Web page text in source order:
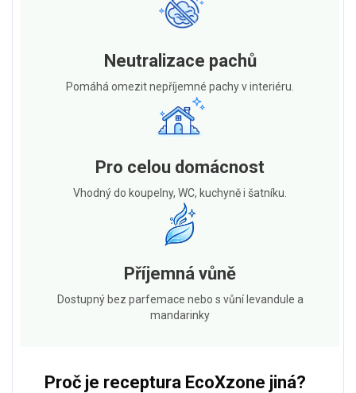
Neutralizace pachů
Pomáhá omezit nepříjemné pachy v interiéru.
Pro celou domácnost
Vhodný do koupelny, WC, kuchyně i šatníku.
Příjemná vůně
Dostupný bez parfemace nebo s vůní levandule a
mandarinky
Proč je receptura EcoXzone jiná?